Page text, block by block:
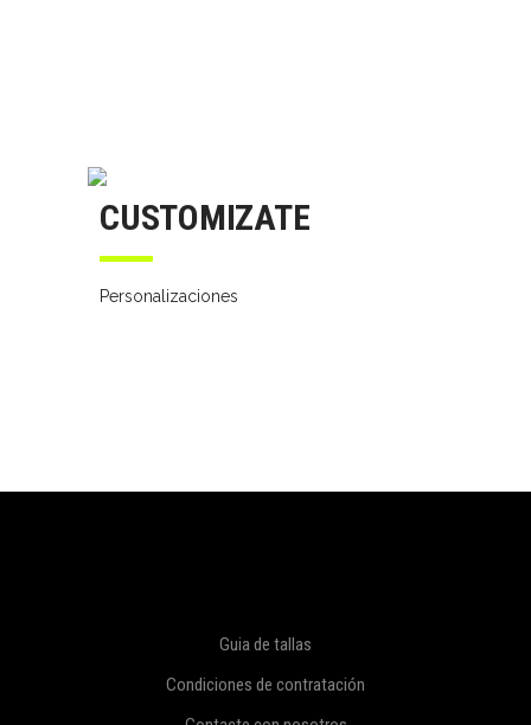
CUSTOMIZATE
Personalizaciones
Guia de tallas
Condiciones de contratación